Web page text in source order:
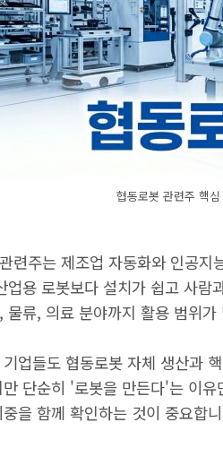
협동로봇 관련주 핵
련주는 제조업 자동화와 인공
업용 로봇보다 설치가 쉽고 사
물류, 의료 분야까지 활용 범위가
업들도 협동로봇 자체 생산과
단순히 '로봇을 만든다'는 이
을 함께 확인하는 것이 중요합